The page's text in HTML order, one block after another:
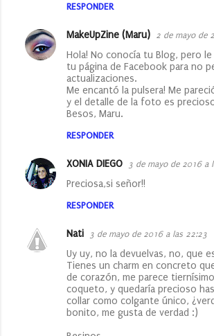
RESPONDER
MakeUpZine (Maru) 2 de mayo de
Hola! No conocía tu Blog, pero
tu página de Facebook para no
actualizaciones.
Me encantó la pulsera! Me
y el detalle de la foto es
Besos, Maru.
RESPONDER
XONIA DIEGO 3 de mayo de 2016 a
Preciosa,si señor!!
RESPONDER
Nati 3 de mayo de 2016 a las 22:23
Uy uy, no la devuelvas, no, que
Tienes un charm en concreto
de corazón, me parece
coqueto, y quedaría precioso
collar como colgante único,
bonito, me gusta de verdad :)